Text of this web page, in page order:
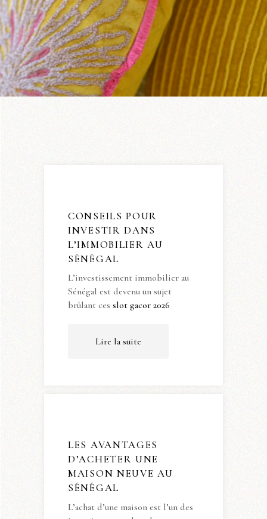
CONSEILS POUR
INVESTIR DANS
L’IMMOBILIER AU
SÉNÉGAL
L’investissement immobilier au
Sénégal est devenu un sujet
brûlant ces slot gacor 2026
Lire la suite
LES AVANTAGES
D’ACHETER UNE
MAISON NEUVE AU
SÉNÉGAL
L’achat d’une maison est l’un des